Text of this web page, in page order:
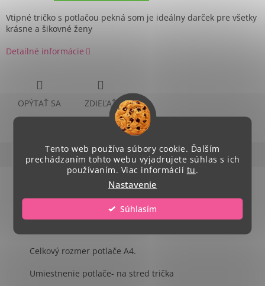
Tento web používa súbory cookie. Ďalším
prechádzaním tohto webu vyjadrujete súhlas s ich
používaním. Viac informácií tu.
Nastavenie
Súhlasím
Vtipné tričko s potlačou pekná som je ideálny darček pre všetky
krásne a šikovné ženy
Detailné informácie
OPÝTAŤ SA ZDIEĽAŤ
Popis Hodnotenie Diskusia
Single Jersey, 100 % bavlna
Celkový rozmer potlače A4.
Umiestnenie potlače- na stred trička